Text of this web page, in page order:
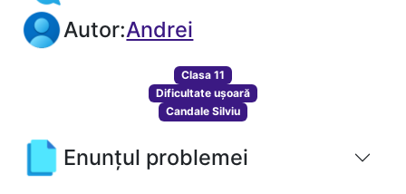
Autor:Andrei
Clasa 11
Dificultate ușoară
Candale Silviu
Enunțul problemei